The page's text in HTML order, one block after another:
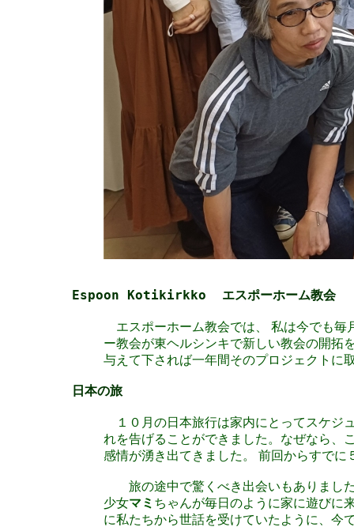
Espoon Kotikirkko エスポーホーム教会
エスポーホーム教会では、 私は今でも毎
ー教会が東ヘルシンキで新しい教会の開拓
与えて下されば一年間そのプロジェクトに
日本の旅
１０月の日本旅行は家内にとってスケジ
れを告げることができました。なぜなら、
感情が湧き出てきました。 前回からすで
旅の途中で驚くべき出会いもありました
少女マミ ちゃんが毎日のように家に遊びに
に私たちから世話を受けていたように、